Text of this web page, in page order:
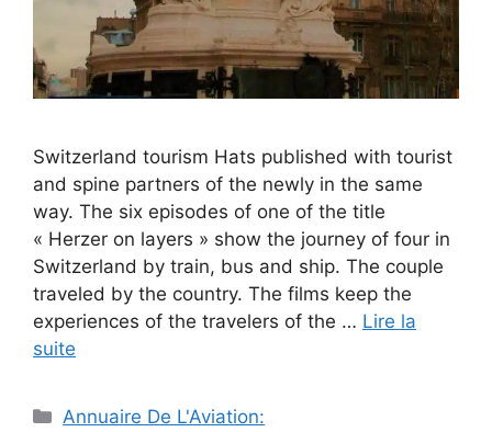
Switzerland tourism Hats published with tourist
and spine partners of the newly in the same
way. The six episodes of one of the title
« Herzer on layers » show the journey of four in
Switzerland by train, bus and ship. The couple
traveled by the country. The films keep the
experiences of the travelers of the … Lire la
suite
Catégories
Annuaire De L'Aviation: